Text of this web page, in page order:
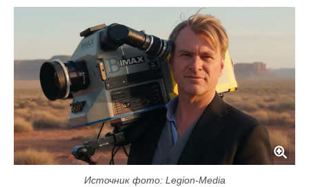
Источник фото: Legion-Media